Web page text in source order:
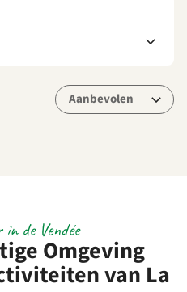
Omgeving
van La
de Vendée